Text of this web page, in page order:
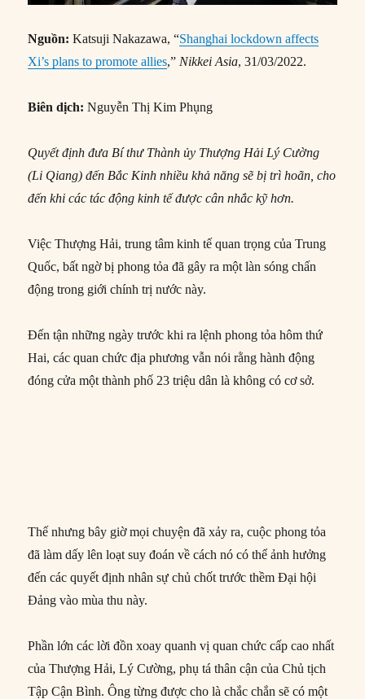
Nguồn: Katsuji Nakazawa, “Shanghai lockdown affects
Xi’s plans to promote allies,” Nikkei Asia, 31/03/2022.
Biên dịch: Nguyễn Thị Kim Phụng
Quyết định đưa Bí thư Thành ủy Thượng Hải Lý Cường
(Li Qiang) đến Bắc Kinh nhiều khả năng sẽ bị trì hoãn, cho
đến khi các tác động kinh tế được cân nhắc kỹ hơn.
Việc Thượng Hải, trung tâm kinh tế quan trọng của Trung
Quốc, bất ngờ bị phong tỏa đã gây ra một làn sóng chấn
động trong giới chính trị nước này.
Đến tận những ngày trước khi ra lệnh phong tỏa hôm thứ
Hai, các quan chức địa phương vẫn nói rằng hành động
đóng cửa một thành phố 23 triệu dân là không có cơ sở.
Thế nhưng bây giờ mọi chuyện đã xảy ra, cuộc phong tỏa
đã làm dấy lên loạt suy đoán về cách nó có thể ảnh hưởng
đến các quyết định nhân sự chủ chốt trước thềm Đại hội
Đảng vào mùa thu này.
Phần lớn các lời đồn xoay quanh vị quan chức cấp cao nhất
của Thượng Hải, Lý Cường, phụ tá thân cận của Chủ tịch
Tập Cận Bình. Ông từng được cho là chắc chắn sẽ có một